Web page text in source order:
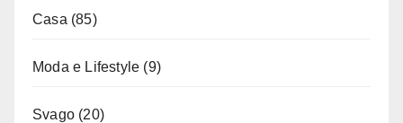
Casa (85)
Moda e Lifestyle (9)
Svago (20)